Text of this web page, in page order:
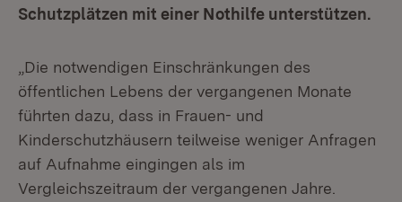
Schutzplätzen mit einer Nothilfe unterstützen.
„Die notwendigen Einschränkungen des
öffentlichen Lebens der vergangenen Monate
führten dazu, dass in Frauen- und
Kinderschutzhäusern teilweise weniger Anfragen
auf Aufnahme eingingen als im
Vergleichszeitraum der vergangenen Jahre.